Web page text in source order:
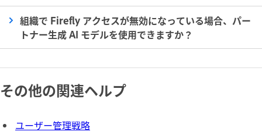
組織で Firefly アクセスが無効になっている場合、パー
トナー生成 AI モデルを使用できますか？
その他の関連ヘルプ
ユーザー管理戦略